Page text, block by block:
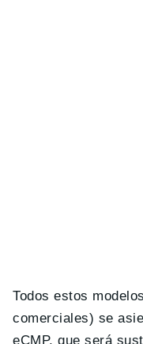
Todos estos
comerciales) se
eCMP, que será